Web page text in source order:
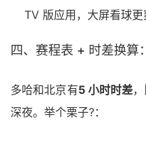
TV 版应用，大屏看球更
四、赛程表 + 时差换算
多哈和北京有5 小时时差
深夜。举个栗子?：